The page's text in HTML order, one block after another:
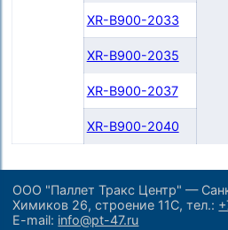
XR-B900-2033
XR-B900-2035
XR-B900-2037
XR-B900-2040
ООО "Паллет Тракс Центр" —
Химиков 26, строение 11С,тел.:
E-mail: info@pt-47.ru